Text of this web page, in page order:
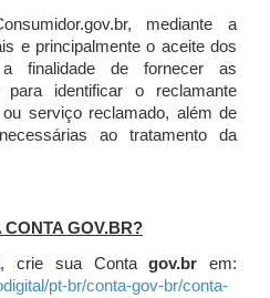
mediante a
e principalmente o aceite dos
finalidade de fornecer as
para identificar o reclamante
serviço reclamado, além de
ao tratamento da
GOV.BR?
crie sua Contagov.br em:
pt-br/conta-gov-br/conta-